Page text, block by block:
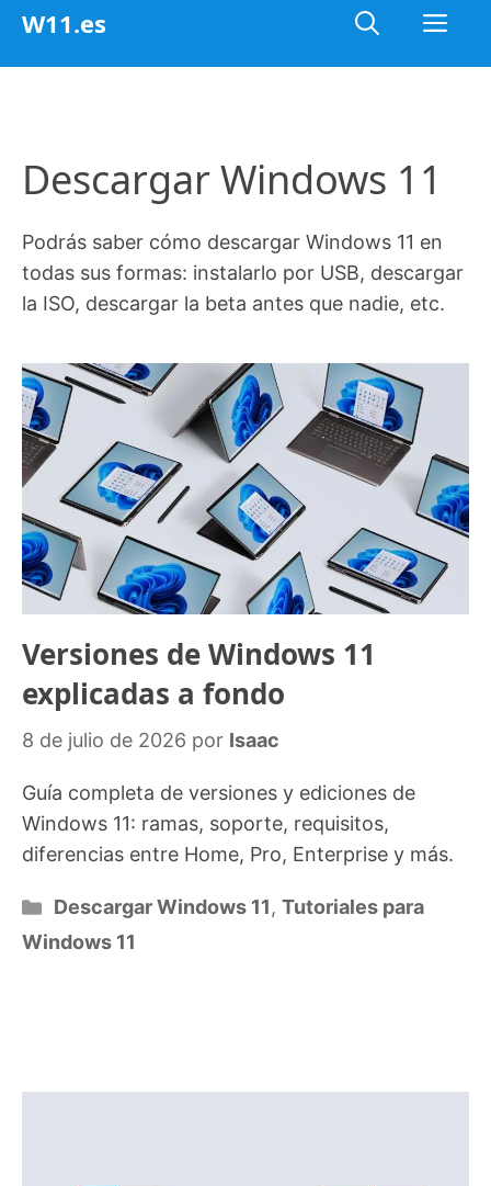
Saltar
W11.es
Descargar Windows 11
Podrás saber cómo descargar Windows 11 en
todas sus formas: instalarlo por USB, descargar
la ISO, descargar la beta antes que nadie, etc.
Versiones de Windows 11
explicadas a fondo
8 de julio de 2026 por Isaac
Guía completa de versiones y ediciones de
Windows 11: ramas, soporte, requisitos,
diferencias entre Home, Pro, Enterprise y más.
Categorías
Descargar Windows 11, Tutoriales para
Windows 11